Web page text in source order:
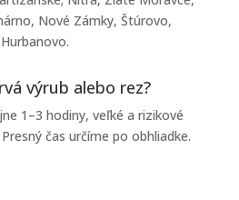
Nové Zámky, Štúrovo,
Hurbanovo.
výrub alebo rez?
1–3 hodiny, veľké a rizikové
čas určíme po obhliadke.